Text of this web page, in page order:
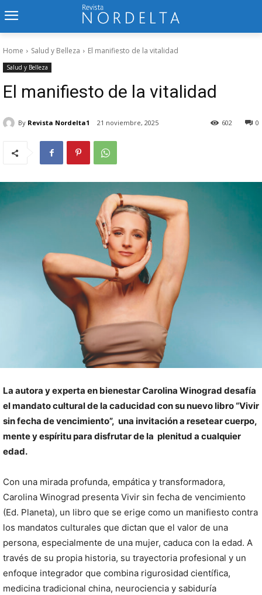
Home Salud y Belleza El manifiesto de la vitalidad
Salud y Belleza
El manifiesto de la vitalidad
By Revista Nordelta1 21 noviembre, 2025 0
602
La autora y experta en bienestar Carolina Winograd desafía
el mandato cultural de la caducidad con su nuevo libro “Vivir
sin fecha de vencimiento”, una invitación a resetear cuerpo,
mente y espíritu para disfrutar de la plenitud a cualquier
edad.
Con una mirada profunda, empática y transformadora,
Carolina Winograd presenta Vivir sin fecha de vencimiento
(Ed. Planeta), un libro que se erige como un manifiesto contra
los mandatos culturales que dictan que el valor de una
persona, especialmente de una mujer, caduca con la edad. A
través de su propia historia, su trayectoria profesional y un
enfoque integrador que combina rigurosidad científica,
medicina tradicional china, neurociencia y sabiduría